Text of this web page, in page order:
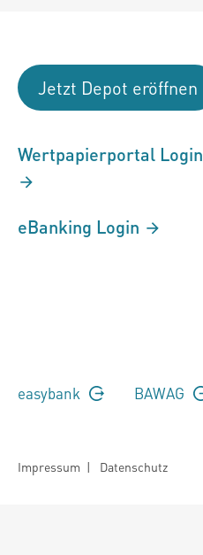
Jetzt Depot eröffnen
Wertpapierportal Login
eBanking Login
easybank BAWAG
Impressum | Datenschutz